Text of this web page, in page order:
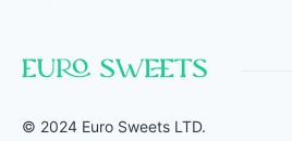
© 2024 Euro Sweets LTD.